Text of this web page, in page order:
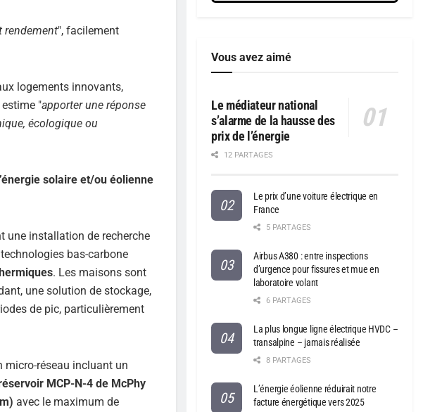
rendement", facilement
logements innovants,
"apporter une réponse
écologique ou
solaire et/ou éolienne
une installation de recherche
bas-carbone
. Les maisons sont
une solution de stockage,
de pic, particulièrement
micro-réseau incluant un
MCP-N-4 de McPhy
avec le maximum de
Vous avez aimé
Le médiateur national
s’alarme de la hausse des
prix de l’énergie
12 PARTAGES
Le prix d’une voiture électrique en
France
5 PARTAGES
Airbus A380 : entre inspections
d’urgence pour fissures et mue en
laboratoire volant
6 PARTAGES
La plus longue ligne électrique HVDC –
transalpine – jamais réalisée
8 PARTAGES
L’énergie éolienne réduirait notre
facture énergétique vers 2025